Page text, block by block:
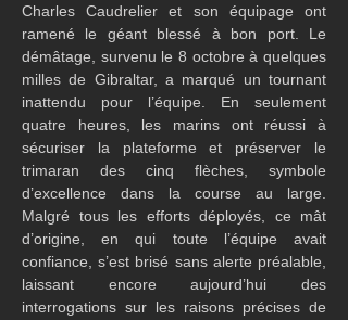
Charles Caudrelier et son équipage ont
ramené le géant blessé à bon port. Le
démâtage, survenu le 8 octobre à quelques
milles de Gibraltar, a marqué un tournant
inattendu pour l’équipe. En seulement
quatre heures, les marins ont réussi à
sécuriser la plateforme et préserver le
trimaran des cinq flèches, symbole
d’excellence dans la course au large.
Malgré tous les efforts déployés, ce mât
d’origine, en qui toute l’équipe avait
confiance, s’est brisé sans alerte préalable,
laissant encore aujourd’hui des
interrogations sur les raisons précises de